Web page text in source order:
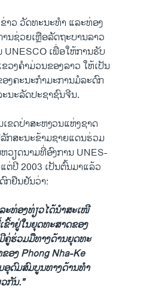
າວ ວັດ​ທະນະ​ທຳ ແລະ​ທ່ອງ
ນ​ຊ່ວຍ​ເຫຼືອລັດ​ຖະ​ບານລາວ
ເພື່ອ​ໃຫ້​ການ​ຮັບ
ງ​ຄຳ​ມ່ວນ​ຂອງ​ລາ​ວ​ ໃຫ້​ເປັນ
ງ​ຄະ​ນະ​ກຳ​ມະ​ການ​ມໍ​ລະ​ດົກ
ະ​ນະ​ລັດ​ປະ​ຊາ​ຊົນ​ຈີນ.
ຂດ​ປ່າ​ສະ​ຫງວນ​ແຫ່ງ​ຊ​າດ​
ສະ​ນະ​ຂ້າມ​ຊາຍ​ແດນ​ຮ່ວມ
ວຽດນາມ​ທີ່​ອົງ​ການ UNES-
ຕ່​ປີ 2003 ເປັນ​ຕົ້ນ​ມາ​ແລ້ວ​
ກ​ຢືນ​ຢັນ​ວ່າ:
ທ່ອງ​ທ່ຽວໄດ້​ນຳ​ສະ​ເໜີ​
າ​ຢູ່​ໃນ​ຍຸດ​ທະ​ສາດ​ຂອງ​
ຄູ່​ຮ່ວມ​ມື​ທາງ​ດ້ານ​ຍຸດ​ທະ​
ອງ Phong Nha-Ke
ອຸ​ດົມ​ສົມ​ບູນ​ທາງ​ດ້ານທຳ​
ກັນ."